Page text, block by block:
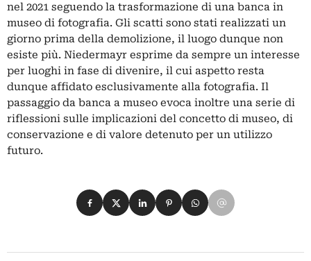
nel 2021 seguendo la trasformazione di una banca in
museo di fotografia. Gli scatti sono stati realizzati un
giorno prima della demolizione, il luogo dunque non
esiste più. Niedermayr esprime da sempre un interesse
per luoghi in fase di divenire, il cui aspetto resta
dunque affidato esclusivamente alla fotografia. Il
passaggio da banca a museo evoca inoltre una serie di
riflessioni sulle implicazioni del concetto di museo, di
conservazione e di valore detenuto per un utilizzo
futuro.
Condividi su Facebook
Condividi su X
Condividi su LinkedIn
Condividi su Pinterest
Condividi su WhatsApp
Condividi su Email